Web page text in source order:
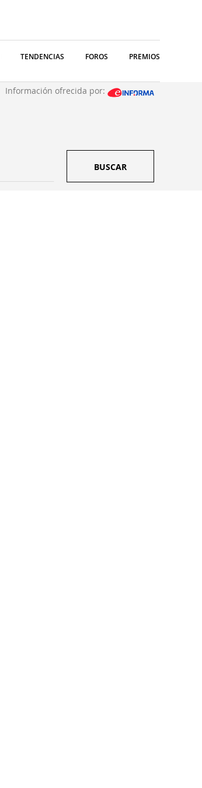
TENDENCIAS FOROS PREMIOS
Información ofrecida por:
BUSCAR